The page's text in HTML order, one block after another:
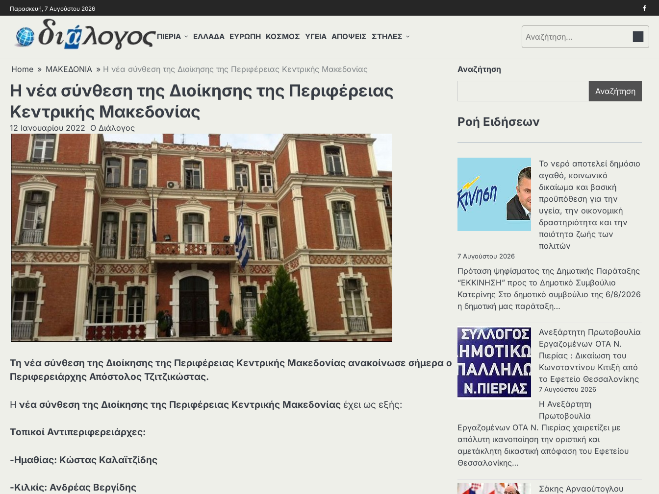
Παρασκευή, 7 Αυγούστου 2026
ΠΙΕΡΙΑ ΕΛΛΑΔΑ ΕΥΡΩΠΗ ΚΟΣΜΟΣ ΥΓΕΙΑ ΑΠΟΨΕΙΣ ΣΤΗΛΕΣ
Αναζήτηση
για:
Home ΜΑΚΕΔΟΝΙΑ Η νέα σύνθεση της Διοίκησης της Περιφέρειας Κεντρικής Μακεδονίας
Η νέα σύνθεση της Διοίκησης της Περιφέρειας
Κεντρικής Μακεδονίας
12 Ιανουαρίου 2022 Ο Διάλογος
Τη νέα σύνθεση της Διοίκησης της Περιφέρειας Κεντρικής Μακεδονίας ανακοίνωσε σήμερα ο
Περιφερειάρχης Απόστολος Τζιτζικώστας.
Η νέα σύνθεση της Διοίκησης της Περιφέρειας Κεντρικής Μακεδονίας έχει ως εξής:
Τοπικοί Αντιπεριφερειάρχες:
-Ημαθίας: Κώστας Καλαϊτζίδης
-Κιλκίς: Ανδρέας Βεργίδης
Αναζήτηση
Αναζήτηση
Ροή Ειδήσεων
Το νερό αποτελεί δημόσιο
αγαθό, κοινωνικό
δικαίωμα και βασική
προϋπόθεση για την
υγεία, την οικονομική
δραστηριότητα και την
ποιότητα ζωής των
πολιτών
7 Αυγούστου 2026
Πρόταση ψηφίσματος της Δημοτικής Παράταξης
“ΕΚΚΙΝΗΣΗ” προς το Δημοτικό Συμβούλιο
Κατερίνης Στο δημοτικό συμβούλιο της 6/8/2026
η δημοτική μας παράταξη…
Ανεξάρτητη Πρωτοβουλία
Εργαζομένων ΟΤΑ Ν.
Πιερίας : Δικαίωση του
Κωνσταντίνου Κιτιξή από
το Εφετείο Θεσσαλονίκης
7 Αυγούστου 2026
Η Ανεξάρτητη
Πρωτοβουλία
Εργαζομένων ΟΤΑ Ν. Πιερίας χαιρετίζει με
απόλυτη ικανοποίηση την οριστική και
αμετάκλητη δικαστική απόφαση του Εφετείου
Θεσσαλονίκης…
Σάκης Αρναούτογλου